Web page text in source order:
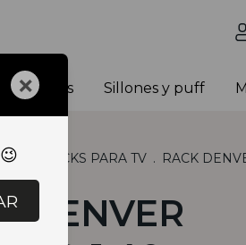
Sillones y puff
RACKS PARA TV . RACK
DENVER
×